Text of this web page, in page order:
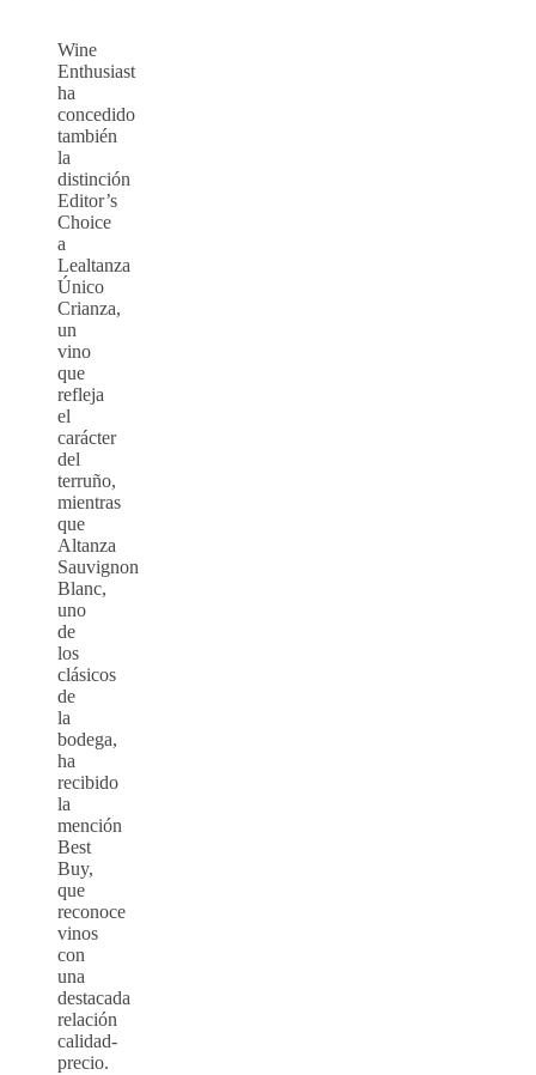
Wine
Enthusiast
ha
concedido
también
la
distinción
Editor’s
Choice
a
Lealtanza
Único
Crianza,
un
vino
que
refleja
el
carácter
del
terruño,
mientras
que
Altanza
Sauvignon
Blanc,
uno
de
los
clásicos
de
la
bodega,
ha
recibido
la
mención
Best
Buy,
que
reconoce
vinos
con
una
destacada
relación
calidad-
precio.